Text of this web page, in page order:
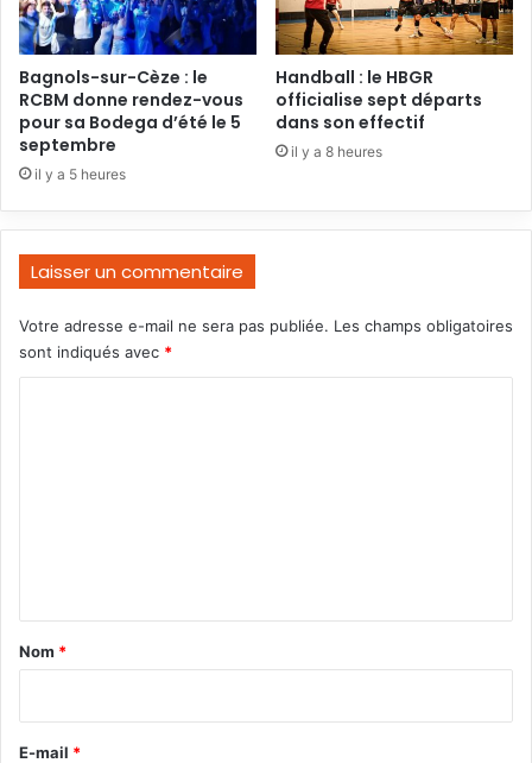
Bagnols-sur-Cèze : le
RCBM donne rendez-vous
pour sa Bodega d’été le 5
septembre
il y a 5 heures
Handball : le HBGR
officialise sept départs
dans son effectif
il y a 8 heures
Laisser un commentaire
Votre adresse e-mail ne sera pas publiée. Les champs obligatoires
sont indiqués avec *
a
e
Nom *
E-mail *